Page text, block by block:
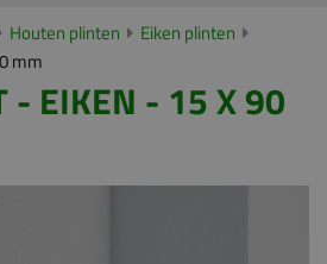
Houten plinten
Eiken plinten
mm
- EIKEN - 15 X 90